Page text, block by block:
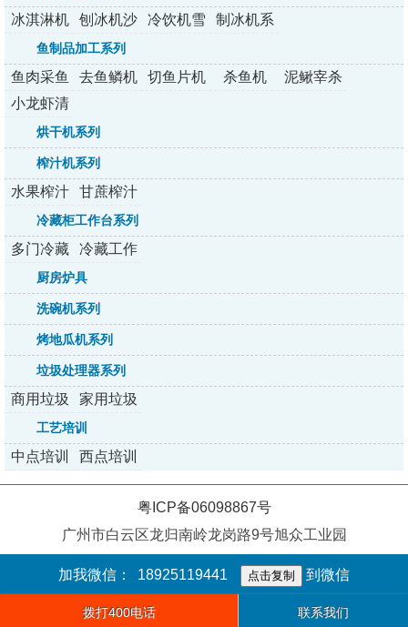
冰淇淋机
系列
刨冰机沙
冰机
冷饮机雪
制冰机系
鱼制品加工系列
鱼肉采鱼
机
去鱼鳞机 切鱼片机 杀鱼机
泥鳅宰杀
小龙虾清
洗机
烘干机系列
榨汁机系列
水果榨汁
机系列
甘蔗榨汁
机系列
冷藏柜工作台系列
多门冷藏
柜系列
冷藏工作
厨房炉具
洗碗机系列
烤地瓜机系列
垃圾处理器系列
商用垃圾
处理器
家用垃圾
处理器
工艺培训
中点培训 西点培训
粤ICP备06098867号
广州市白云区龙归南岭龙岗路9号旭众工业园
加我微信： 18925119441 点击复制 到微信
拨打400电话 联系我们